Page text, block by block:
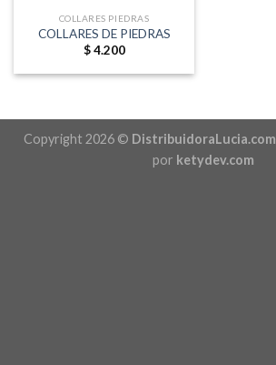
COLLARES PIEDRAS
COLLARES DE PIEDRAS
$4.200
Copyright 2026 © DistribuidoraLucia.com
por ketydev.com